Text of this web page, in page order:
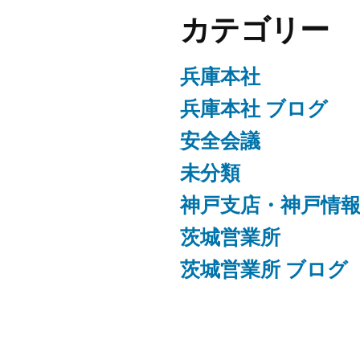
カテゴリー
兵庫本社
兵庫本社 ブログ
安全会議
未分類
神戸支店・神戸情
茨城営業所
茨城営業所 ブログ